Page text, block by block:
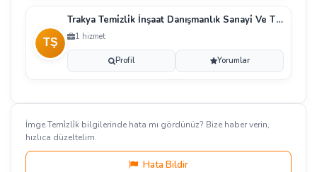
Trakya Temi̇zli̇k İnşaat Danışmanlık Sanayi̇ Ve Ti̇caret Li̇mi̇ted Şi̇rketi̇
1 hizmet
Profil Yorumlar
İmge Temi̇zli̇k bilgilerinde hata mı gördünüz? Bize haber verin,
hızlıca düzeltelim.
Hata Bildir